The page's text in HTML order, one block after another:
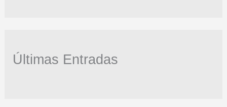
Últimas Entradas